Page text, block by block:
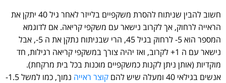
חשוב להבין שניתוח להסרת משקפיים בלייזר לאחר גיל 40 יתקן את
הראייה לרחוק, אך לקרוב נישאר עם משקפי קריאה. אם לדוגמא
המספר הוא 5- לרחוק בגיל 45, הרי שבניתוח נתקן את ה 5-, אבל
נישאר עם ה 1+ לקרוב, ואז יהיה צורך במשקפי קריאה רגילות, חד
מוקדיות (אותן ניתן לקנות כמשקפיים מוכנות בכל בית מרקחת).
אנשים בגילאי 40 ומעלה שיש להם
קוצר ראייה
נמוך, כמו למשל 1.5-